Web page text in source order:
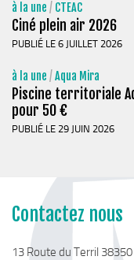
Reconquête
Projet
Urbanisme
Aménagements
Stratégie de
à la une / CTEAC
Ciné plein air 2026
PUBLIÉ LE 6 JUILLET 2026
à la une /Aqua Mira
Piscine territoriale
pour 50 €
PUBLIÉ LE 29 JUIN 2026
Contactez nous
13 Route du Terril